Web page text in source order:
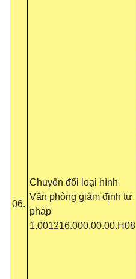
06.
Chuyển đổi loại hình
Văn phòng giám định tư
pháp
1.001216.000.00.00.H08